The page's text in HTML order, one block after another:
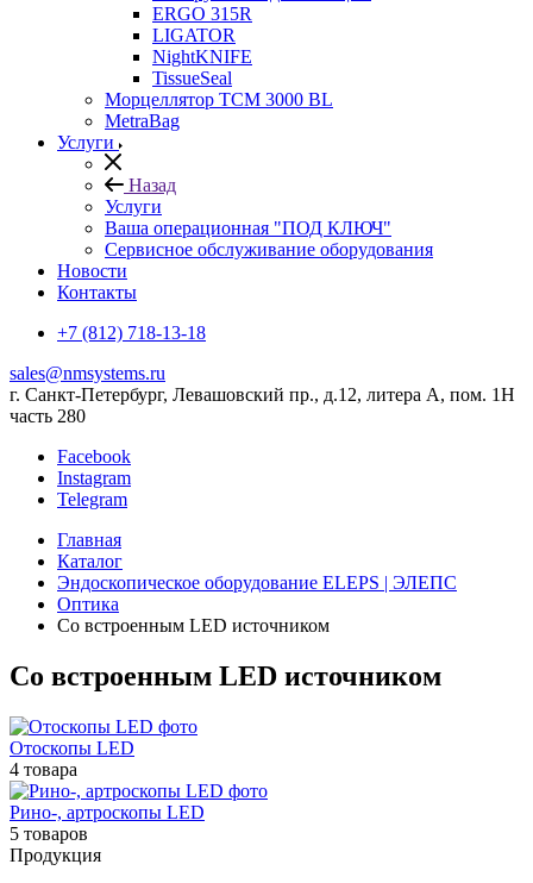
ERGO 315R
LIGATOR
NightKNIFE
TissueSeal
Морцеллятор ТСМ 3000 BL
MetraBag
Услуги
Назад
Услуги
Ваша операционная "ПОД КЛЮЧ"
Сервисное обслуживание оборудования
Новости
Контакты
+7 (812) 718-13-18
sales@nmsystems.ru
г. Санкт-Петербург, Левашовский пр., д.12, литера А, пом. 1Н
часть 280
Facebook
Instagram
Telegram
Главная
Каталог
Эндоскопическое оборудование ELEPS | ЭЛЕПС
Оптика
Со встроенным LED источником
Со встроенным LED источником
Отоскопы LED
4 товара
Рино-, артроскопы LED
5 товаров
Продукция